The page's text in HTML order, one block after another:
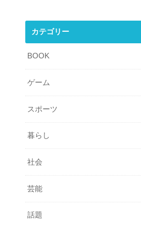
カテゴリー
BOOK
ゲーム
スポーツ
暮らし
社会
芸能
話題